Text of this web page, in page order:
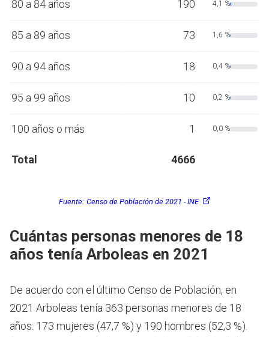
80 a 84 años 190 4,1 %
85 a 89 años 73 1,6 %
90 a 94 años 18 0,4 %
95 a 99 años 10 0,2 %
100 años o más 1 0,0 %
Total 4666
Fuente: Censo de Población de 2021 - INE
Cuántas personas menores de 18
años tenía Arboleas en 2021
De acuerdo con el último Censo de Población, en
2021 Arboleas tenía 363 personas menores de 18
años: 173 mujeres (47,7 %) y 190 hombres (52,3 %).